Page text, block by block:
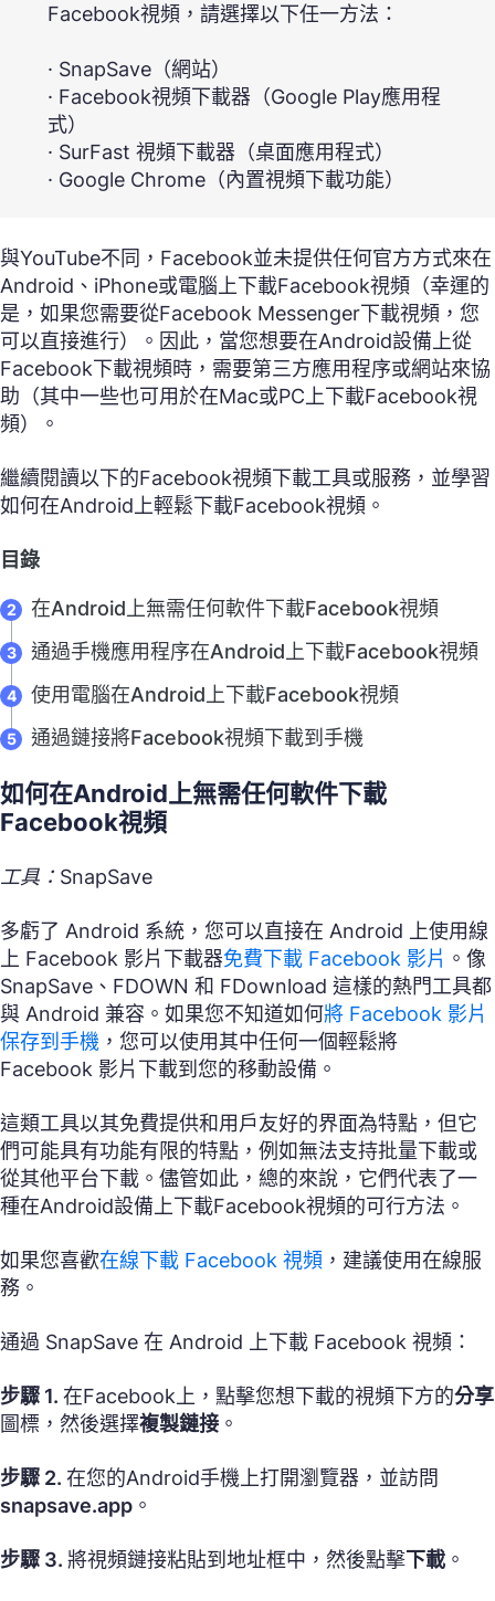
Facebook視頻，請選擇以下任一方法：
· SnapSave（網站）
· Facebook視頻下載器（Google Play應用程
式）
· SurFast 視頻下載器（桌面應用程式）
· Google Chrome（內置視頻下載功能）
與YouTube不同，Facebook並未提供任何官方方式來在
Android、iPhone或電腦上下載Facebook視頻（幸運的
是，如果您需要從Facebook Messenger下載視頻，您
可以直接進行）。因此，當您想要在Android設備上從
Facebook下載視頻時，需要第三方應用程序或網站來協
助（其中一些也可用於在Mac或PC上下載Facebook視
頻）。
繼續閱讀以下的Facebook視頻下載工具或服務，並學習
如何在Android上輕鬆下載Facebook視頻。
目錄
在Android上無需任何軟件下載Facebook視頻
通過手機應用程序在Android上下載Facebook視頻
使用電腦在Android上下載Facebook視頻
通過鏈接將Facebook視頻下載到手機
如何在Android上無需任何軟件下載
Facebook視頻
工具：SnapSave
多虧了 Android 系統，您可以直接在 Android 上使用線
上 Facebook 影片下載器免費下載 Facebook 影片 。像
SnapSave、FDOWN 和 FDownload 這樣的熱門工具都
與 Android 兼容。如果您不知道如何將 Facebook 影片
保存到手機 ，您可以使用其中任何一個輕鬆將
Facebook 影片下載到您的移動設備。
這類工具以其免費提供和用戶友好的界面為特點，但它
們可能具有功能有限的特點，例如無法支持批量下載或
從其他平台下載。儘管如此，總的來說，它們代表了一
種在Android設備上下載Facebook視頻的可行方法。
如果您喜歡在線下載 Facebook 視頻 ，建議使用在線服
務。
通過 SnapSave 在 Android 上下載 Facebook 視頻：
步驟 1. 在Facebook上，點擊您想下載的視頻下方的分享
圖標，然後選擇複製鏈接 。
步驟 2. 在您的Android手機上打開瀏覽器，並訪問
snapsave.app 。
步驟 3. 將視頻鏈接粘貼到地址框中，然後點擊下載 。